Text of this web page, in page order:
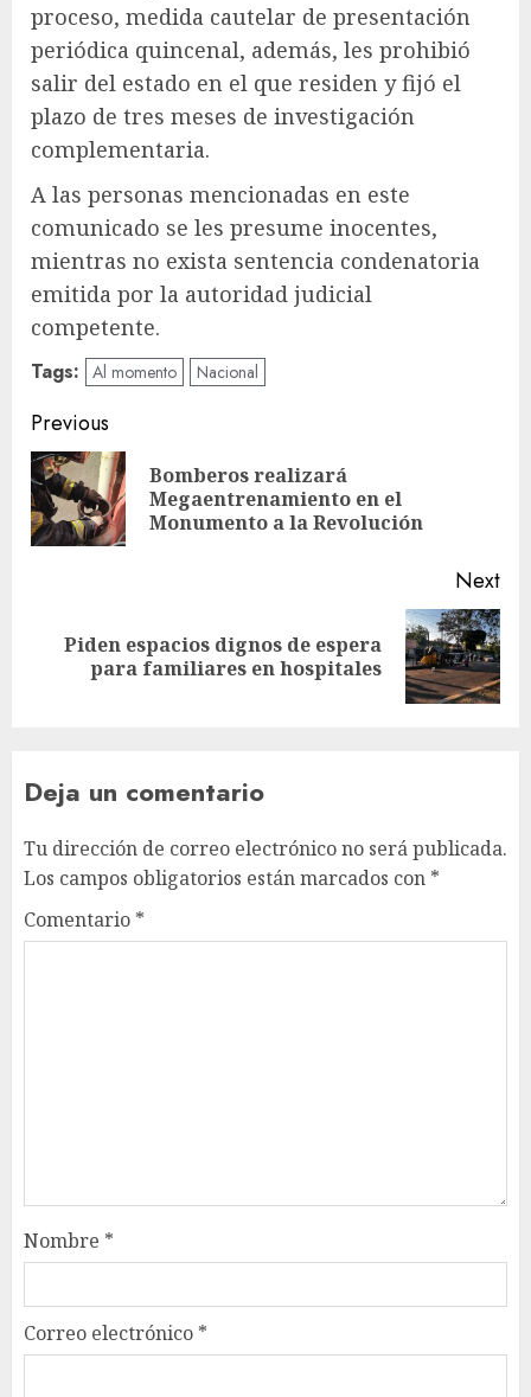
proceso, medida cautelar de presentación
periódica quincenal, además, les prohibió
salir del estado en el que residen y fijó el
plazo de tres meses de investigación
complementaria.
A las personas mencionadas en este
comunicado se les presume inocentes,
mientras no exista sentencia condenatoria
emitida por la autoridad judicial
competente.
Tags: Al momento Nacional
Post
navigation
Previous
Bomberos realizará
Megaentrenamiento en el
Monumento a la Revolución
Next
NextPiden espacios dignos de espera
para familiares en hospitales
Deja un comentario
Tu dirección de correo electrónico no será publicada.
Los campos obligatorios están marcados con *
Comentario *
Nombre *
Correo electrónico *